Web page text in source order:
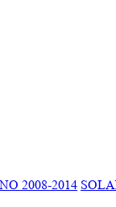
2008-2014